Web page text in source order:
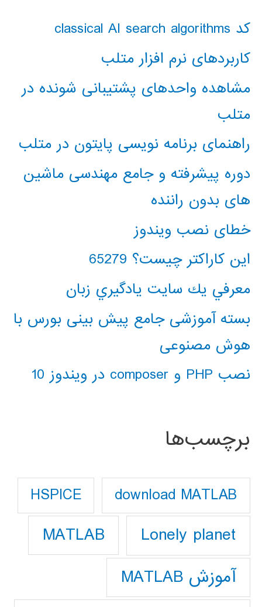
کد classical AI search algorithms
کاربردهای نرم افزار متلب
مشاهده واحدهای پشتیبانی شونده در
متلب
راهنمای برنامه نویسی پایتون در متلب
دوره پیشرفته و جامع مهندسی ماشین
های بدون راننده
خطای نصب ویندوز
این کاراکتر چیست؟ 65279
معرفي يك سايت يادگيري زبان
بسته آموزشی جامع پیش بینی بورس با
هوش مصنوعی
نصب PHP و composer در ویندوز 10
برچسب‌ها
download MATLAB
HSPICE
Lonely planet
MATLAB
آموزش MATLAB